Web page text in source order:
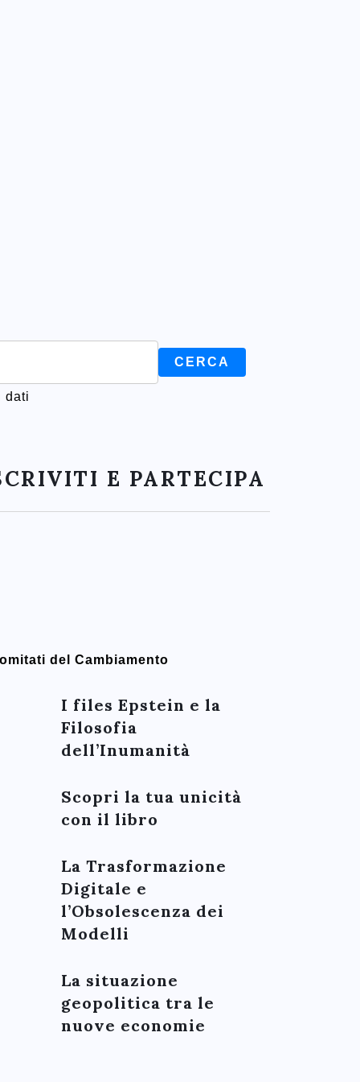
dati
E PARTECIPA
del Cambiamento
I files Epstein e la
Filosofia
dell’Inumanità
Scopri la tua unicità
con il libro
La Trasformazione
Digitale e
l’Obsolescenza dei
Modelli
La situazione
geopolitica tra le
nuove economie